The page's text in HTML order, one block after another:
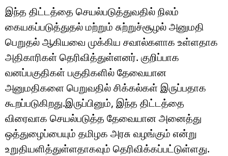
இந்த திட்டத்தை செயல்படுத்துவதில் நிலம்
கையகப்படுத்துதல் மற்றும் சுற்றுச்சூழல் அனுமதி
பெறுதல் ஆகியவை முக்கிய சவால்களாக உள்ளதாக
அதிகாரிகள் தெரிவித்துள்ளனர். குறிப்பாக
வனப்பகுதிகள் பகுதிகளில் தேவையான
அனுமதிகளை பெறுவதில் சிக்கல்கள் இருப்பதாக
கூறப்படுகிறது.இருப்பினும், இந்த திட்டத்தை
விரைவாக செயல்படுத்த தேவையான அனைத்து
ஒத்துழைப்பையும் தமிழக அரசு வழங்கும் என்று
உறுதியளித்துள்ளதாகவும் தெரிவிக்கப்பட்டுள்ளது.